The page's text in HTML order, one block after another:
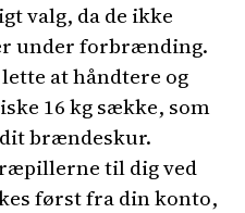
valg, da de ikke
under forbrænding.
at håndtere og
16 kg sække, som
brændeskur.
til dig ved
først fra din konto,